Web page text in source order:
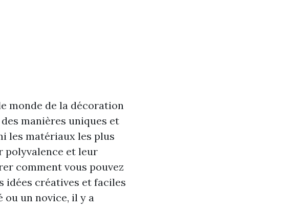
monde de la décoration
manières uniques et
les matériaux les plus
polyvalence et leur
comment vous pouvez
idées créatives et faciles
ou un novice, il y a